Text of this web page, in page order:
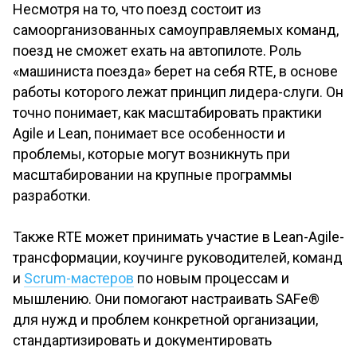
Несмотря на то, что поезд состоит из
самоорганизованных самоуправляемых команд,
поезд не сможет ехать на автопилоте. Роль
«машиниста поезда» берет на себя RTE, в основе
работы которого лежат принцип лидера-слуги. Он
точно понимает, как масштабировать практики
Agile и Lean, понимает все особенности и
проблемы, которые могут возникнуть при
масштабировании на крупные программы
разработки.
Также RTE может принимать участие в Lean-Agile-
трансформации, коучинге руководителей, команд
и Scrum-мастеров по новым процессам и
мышлению. Они помогают настраивать SAFe®
для нужд и проблем конкретной организации,
стандартизировать и документировать